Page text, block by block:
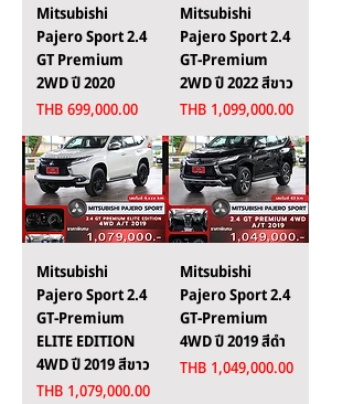
Mitsubishi
Pajero Sport 2.4
GT Premium
2WD ปี 2020
Price
THB 699,000.00
Mitsubishi
Pajero Sport 2.4
GT-Premium
2WD ปี 2022 สีขาว
Price
THB 1,099,000.00
Mitsubishi
Pajero Sport 2.4
GT-Premium
ELITE EDITION
4WD ปี 2019 สีขาว
Price
THB 1,079,000.00
Mitsubishi
Pajero Sport 2.4
GT-Premium
4WD ปี 2019 สีดำ
Price
THB 1,049,000.00